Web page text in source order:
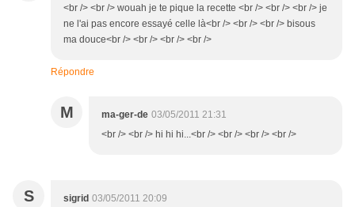
<br /> <br /> wouah je te pique la recette <br /> <br /> <br /> je
ne l'ai pas encore essayé celle là<br /> <br /> <br /> bisous
ma douce<br /> <br /> <br /> <br />
Répondre
M ma-ger-de 03/05/2011 21:31
<br /> <br /> hi hi hi...<br /> <br /> <br /> <br />
S sigrid 03/05/2011 20:09